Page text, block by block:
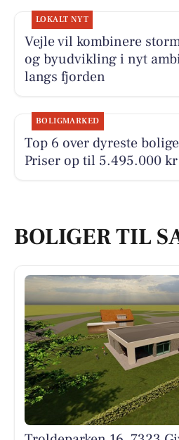
LOKALT NYT
Vejle vil kombinere
og byudvikling i nyt
langs fjorden
BOLIGMARKED
Top 6 over dyreste
Priser op til 5.495.000 kr
BOLIGER TIL